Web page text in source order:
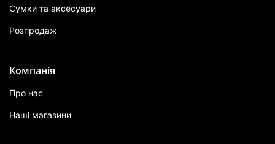
Сумки та аксесуари
Розпродаж
Компанія
Про нас
Наші магазини